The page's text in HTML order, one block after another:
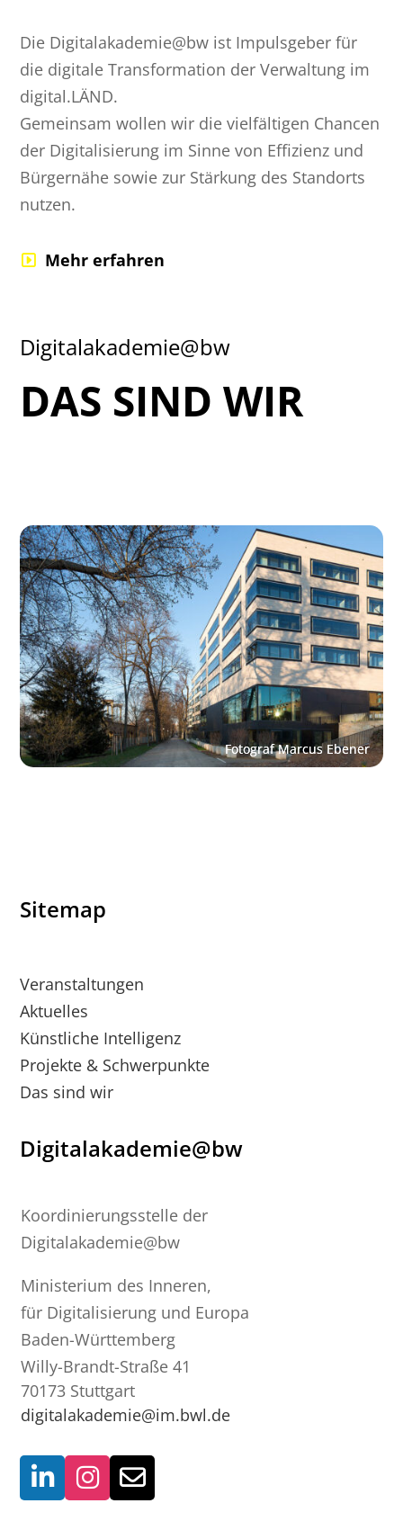
Die Digitalakademie@bw ist Impulsgeber für
die digitale Transformation der Verwaltung im
digital.LÄND.
Gemeinsam wollen wir die vielfältigen Chancen
der Digitalisierung im Sinne von Effizienz und
Bürgernähe sowie zur Stärkung des Standorts
nutzen.
Mehr erfahren
Digitalakademie@bw
DAS SIND WIR
Sitemap
Veranstaltungen
Aktuelles
Künstliche Intelligenz
Projekte & Schwerpunkte
Das sind wir
Digitalakademie@bw
Koordinierungsstelle der
Digitalakademie@bw
Ministerium des Inneren,
für Digitalisierung und Europa
Baden-Württemberg
Willy-Brandt-Straße 41
70173 Stuttgart
digitalakademie@im.bwl.de